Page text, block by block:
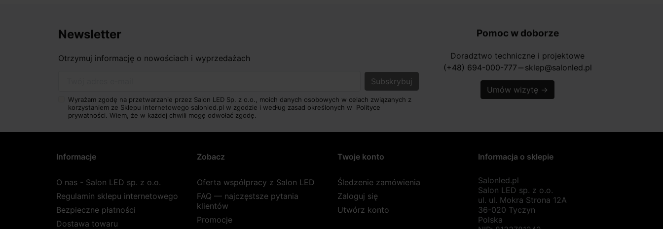
Newsletter
Otrzymuj informację o nowościach i wyprzedażach
Wyrażam zgodę na przetwarzanie przez Salon LED Sp. z o.o., moich danych osobowych w celach związanych z
korzystaniem ze Sklepu internetowego salonled.pl w zgodzie i według zasad określonych w Polityce
prywatności. Wiem, że w każdej chwili mogę odwołać zgodę.
Pomoc w doborze
Doradztwo techniczne i projektowe
(+48) 694-000-777 horizontal_rule sklep@salonled.pl
Umów wizytę →
Informacje
O nas - Salon LED sp. z o.o.
Regulamin sklepu internetowego
Bezpieczne płatności
Dostawa towaru
Zobacz
Oferta współpracy z Salon LED
FAQ — najczęstsze pytania
klientów
Promocje
Twoje konto
Śledzenie zamówienia
Zaloguj się
Utwórz konto
Informacja o sklepie
Salonled.pl
Salon LED sp. z o.o.
ul. ul. Mokra Strona 12A
36-020 Tyczyn
Polska